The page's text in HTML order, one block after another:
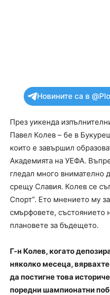
Новините са в
През уикенда
Павел Колев – бе в
които е завършил
Академията на УЕФА.
гледал много внимателно
срещу Славия. Колев се
Спорт”. Ето мнението му
смърфовете, състоянието
плановете за бъдещето.
Г-н Колев, когато
няколко месеца,
да постигне това
поредни шампионатни